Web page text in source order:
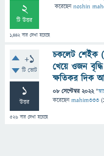
2
টি উত্তর
1,442বার দেখা হয়েছে
করেছেনnoshin
+1
টি ভোট
1
উত্তর
526 বার দেখা হয়েছে
চকলেট শেইক
খেয়ে ওজন
ক্ষতিকর দিক
08 সেপ্টেম্বর 2022 "
করেছেনmahim333 (